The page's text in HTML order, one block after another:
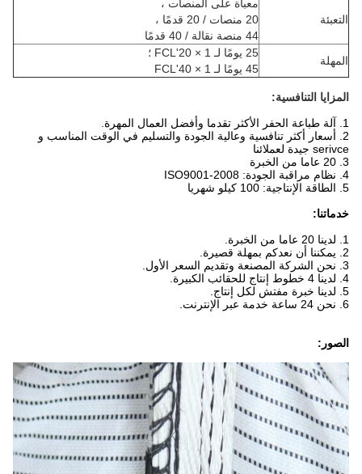
التعبئة
معبأة على المنصات ،
20 منصات / 20 قدمًا ،
44 منصة نقالة / 40 قدمًا
المهلة
25 يومًا لـ 1 × 20'FCL ؛
45 يومًا لـ 1 × 40'FCL
المزايا التنافسية:
2. أسعار أكثر تنافسية وعالية الجودة والتسليم في الوقت المناسب و
serivce جيدة لعملائنا
4. نظام مراقبة الجودة: ISO9001-2008
5. الطاقة الإنتاجية: 100 كيلو شهريا
خدماتنا:
4. لدينا 4 خطوط إنتاج للحقائب الكبيرة.
5. لدينا خبرة مفتش لكل إنتاج.
6. نحن 24 ساعة خدمة عبر الإنترنت.
الصور: